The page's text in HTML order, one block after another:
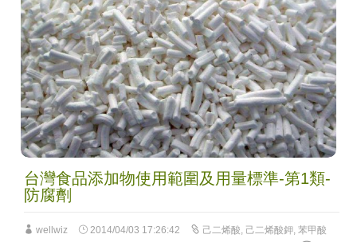
台灣食品添加物使用範圍及用量標準-第1類-
防腐劑
wellwiz 2014/04/03 17:26:42 己二烯酸 己二烯酸鉀, 苯甲酸